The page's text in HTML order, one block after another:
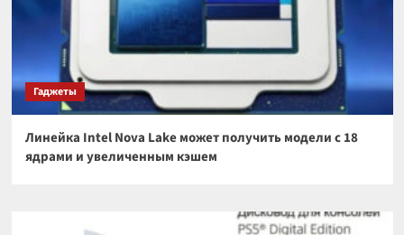
Гаджеты
Линейка Intel Nova Lake может получить модели с 18
ядрами и увеличенным кэшем